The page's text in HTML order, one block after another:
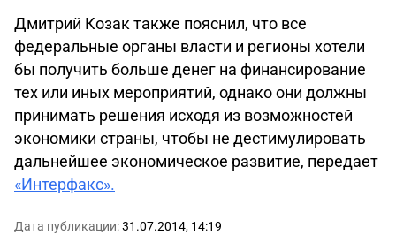
Дмитрий Козак также пояснил, что все
федеральные органы власти и регионы хотели
бы получить больше денег на финансирование
тех или иных мероприятий, однако они должны
принимать решения исходя из возможностей
экономики страны, чтобы не дестимулировать
дальнейшее экономическое развитие, передает
«Интерфакс».
Дата публикации:31.07.2014, 14:19